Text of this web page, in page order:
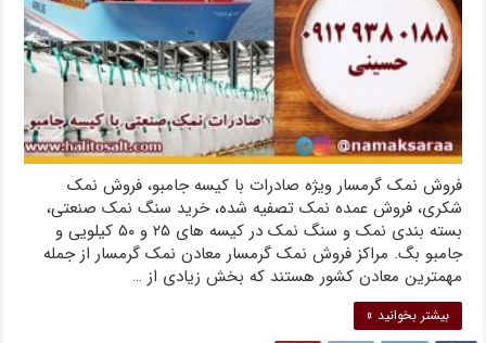
فروش نمک گرمسار ویژه صادرات با کیسه جامبو، فروش نمک
شکری، فروش عمده نمک تصفیه شده، خرید سنگ نمک صنعتی،
بسته بندی نمک و سنگ نمک در کیسه های ۲۵ و ۵۰ کیلویی و
جامبو بگ. مراکز فروش نمک گرمسار معادن نمک گرمسار از جمله
مهم­ترین معادن کشور هستند که بخش زیادی از …
بیشتر بخوانید »